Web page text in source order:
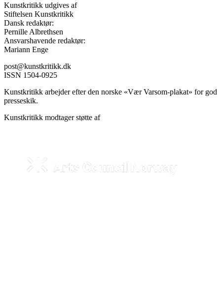
Kunstkritikk udgives af
Stiftelsen Kunstkritikk
Dansk redaktør:
Pernille Albrethsen
Ansvarshavende redaktør:
Mariann Enge
post@kunstkritikk.dk
ISSN 1504-0925
Kunstkritikk arbejder efter den norske «Vær Varsom-plakat» for god
presseskik.
Kunstkritikk modtager støtte af